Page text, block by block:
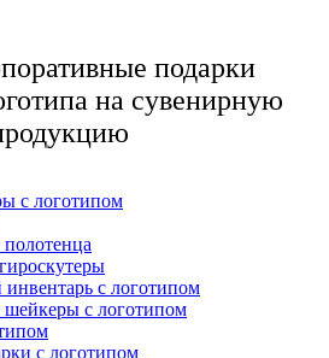
подарки
на сувенирную
с логотипом
с логотипом
с логотипом
с логотипом